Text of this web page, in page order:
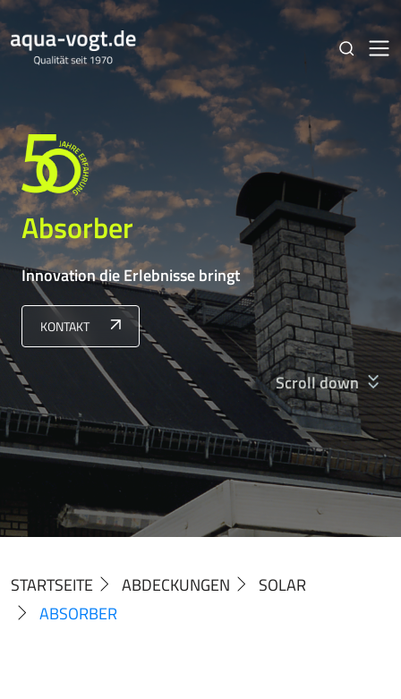
Absorber
Innovation die Erlebnisse bringt
KONTAKT
Scroll down
STARTSEITE ABDECKUNGEN
SOLAR
ABSORBER